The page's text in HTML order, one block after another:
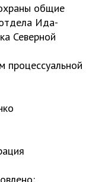
общие
Ида-
Северной
процессуальной